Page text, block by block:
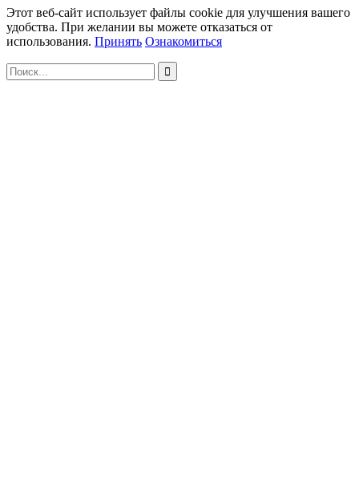
Этот веб-сайт использует файлы cookie для улучшения вашего
удобства. При желании вы можете отказаться от
использования. Принять Ознакомиться